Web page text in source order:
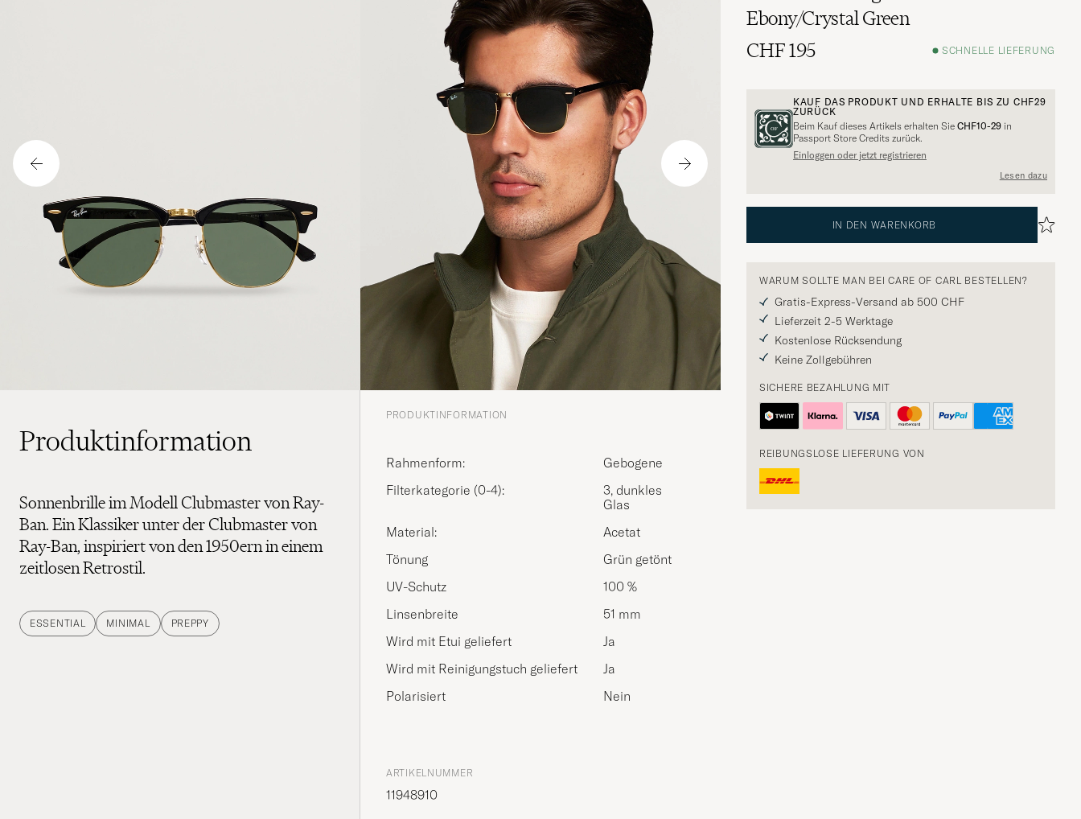
Ebony/Crystal Green
CHF 195
SCHNELLE LIEFERUNG
KAUF DAS PRODUKT UND ERHALTE BIS ZU CHF29
ZURÜCK
Beim Kauf dieses Artikels erhalten Sie CHF10-29 in
Passport Store Credits zurück.
Einloggen oder jetzt registrieren
Lesen dazu
IN DEN WARENKORB
WARUM SOLLTE MAN BEI CARE OF CARL BESTELLEN?
Gratis-Express-Versand ab 500 CHF
Lieferzeit 2-5 Werktage
Kostenlose Rücksendung
Keine Zollgebühren
SICHERE BEZAHLUNG MIT
REIBUNGSLOSE LIEFERUNG VON
Produktinformation
Sonnenbrille im Modell Clubmaster von Ray-
Ban. Ein Klassiker unter der Clubmaster von
Ray-Ban, inspiriert von den 1950ern in einem
zeitlosen Retrostil.
ESSENTIAL MINIMAL PREPPY
PRODUKTINFORMATION
Rahmenform:
Gebogene
Filterkategorie (0-4):
3, dunkles
Glas
Material:
Acetat
Tönung
Grün getönt
UV-Schutz
100 %
Linsenbreite
51 mm
Wird mit Etui geliefert
Ja
Wird mit Reinigungstuch geliefert
Ja
Polarisiert
Nein
ARTIKELNUMMER
11948910